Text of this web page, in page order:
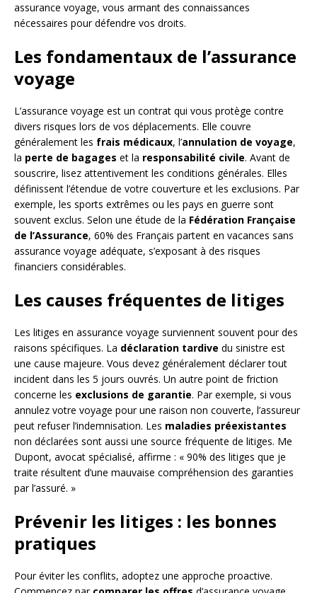
assurance voyage, vous armant des connaissances
nécessaires pour défendre vos droits.
Les fondamentaux de l’assurance
voyage
L’assurance voyage est un contrat qui vous protège contre
divers risques lors de vos déplacements. Elle couvre
généralement les frais médicaux, l’annulation de voyage,
la perte de bagages et la responsabilité civile. Avant de
souscrire, lisez attentivement les conditions générales. Elles
définissent l’étendue de votre couverture et les exclusions. Par
exemple, les sports extrêmes ou les pays en guerre sont
souvent exclus. Selon une étude de la Fédération Française
de l’Assurance, 60% des Français partent en vacances sans
assurance voyage adéquate, s’exposant à des risques
financiers considérables.
Les causes fréquentes de litiges
Les litiges en assurance voyage surviennent souvent pour des
raisons spécifiques. La déclaration tardive du sinistre est
une cause majeure. Vous devez généralement déclarer tout
incident dans les 5 jours ouvrés. Un autre point de friction
concerne les exclusions de garantie. Par exemple, si vous
annulez votre voyage pour une raison non couverte, l’assureur
peut refuser l’indemnisation. Les maladies préexistantes
non déclarées sont aussi une source fréquente de litiges. Me
Dupont, avocat spécialisé, affirme : « 90% des litiges que je
traite résultent d’une mauvaise compréhension des garanties
par l’assuré. »
Prévenir les litiges : les bonnes
pratiques
Pour éviter les conflits, adoptez une approche proactive.